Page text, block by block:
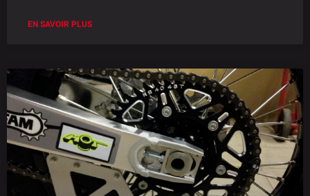
EN SAVOIR PLUS